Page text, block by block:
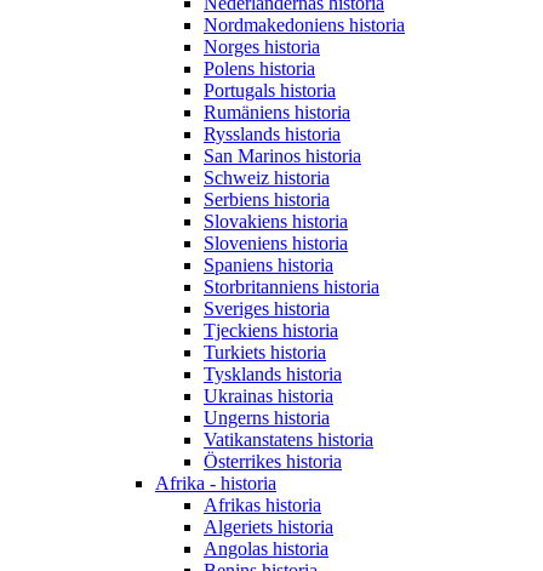
Nordmakedoniens historia
Norges historia
Polens historia
Portugals historia
Rumäniens historia
Rysslands historia
San Marinos historia
Schweiz historia
Serbiens historia
Slovakiens historia
Sloveniens historia
Spaniens historia
Storbritanniens historia
Sveriges historia
Tjeckiens historia
Turkiets historia
Tysklands historia
Ukrainas historia
Ungerns historia
Vatikanstatens historia
Österrikes historia
Afrika - historia
Afrikas historia
Algeriets historia
Angolas historia